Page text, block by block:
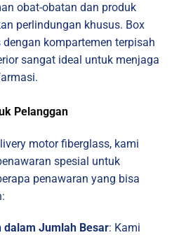
obat-obatan dan produk
perlindungan khusus. Box
dengan kompartemen terpisah
sangat ideal untuk menjaga
Pelanggan
motor fiberglass, kami
spesial untuk
penawaran yang bisa
dalam Jumlah Besar: Kami